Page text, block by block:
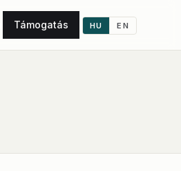
Támogatás HU EN